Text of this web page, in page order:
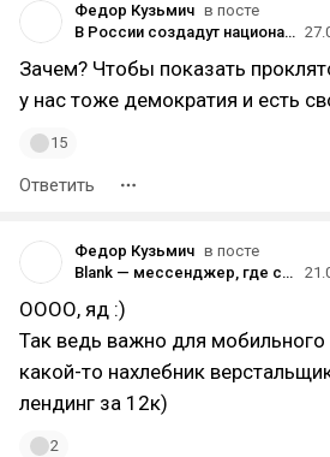
Федор Кузьмич в посте
В России создадут национальную криптовалюту
Зачем? Чтобы показать
у нас тоже демократия и есть
15
Ответить
Федор Кузьмич в посте
Blank — мессенджер, где собеседник видит набор сообщения в реальном времени
ОООО, яд :)
Так ведь важно для мобильного
какой-то нахлебник
лендинг за 12к)
2